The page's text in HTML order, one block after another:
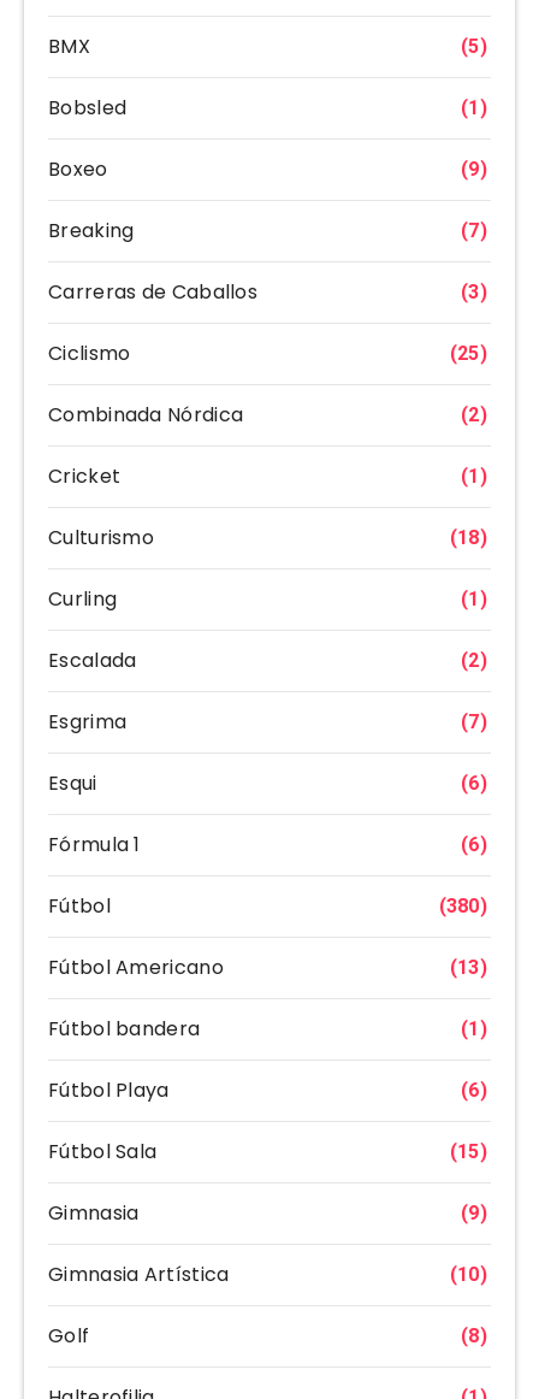
BMX (5)
Bobsled (1)
Boxeo (9)
Breaking (7)
Carreras de Caballos (3)
Ciclismo (25)
Combinada Nórdica (2)
Cricket (1)
Culturismo (18)
Curling (1)
Escalada (2)
Esgrima (7)
Esqui (6)
Fórmula 1 (6)
Fútbol (380)
Fútbol Americano (13)
Fútbol bandera (1)
Fútbol Playa (6)
Fútbol Sala (15)
Gimnasia (9)
Gimnasia Artística (10)
Golf (8)